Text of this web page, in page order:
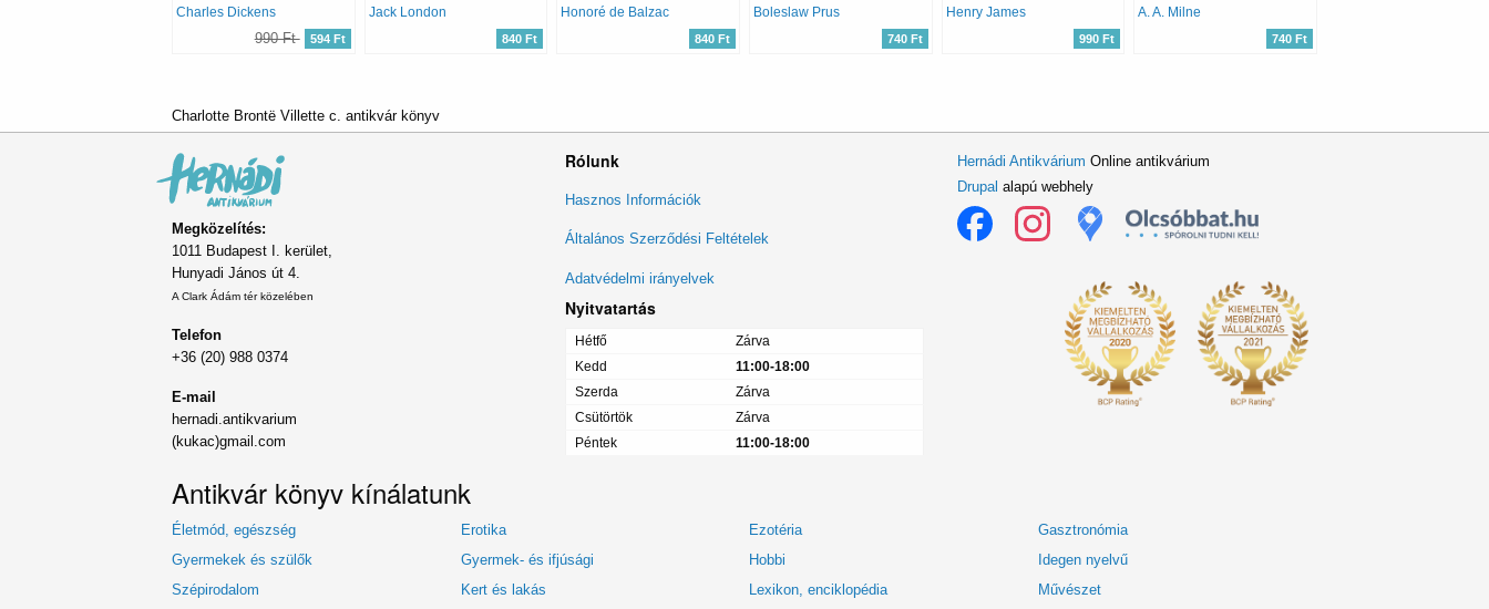
Charles Dickens
990 Ft 594 Ft
Jack London
840 Ft
Honoré de Balzac
840 Ft
Boleslaw Prus
740 Ft
Henry James
990 Ft
A. A. Milne
740 Ft
Charlotte Brontë Villette c. antikvár könyv
Megközelítés:
1011 Budapest I. kerület,
Hunyadi János út 4.
A Clark Ádám tér közelében
Telefon
+36 (20) 988 0374
E-mail
hernadi.antikvarium
(kukac)gmail.com
Rólunk
Lábléc
menü
Hasznos Információk
Általános Szerződési Feltételek
Adatvédelmi irányelvek
Nyitvatartás
Hétfő
Zárva
Kedd
11:00-18:00
Szerda
Zárva
Csütörtök
Zárva
Péntek
11:00-18:00
Hernádi Antikvárium Online antikvárium
Drupal alapú webhely
Antikvár könyv kínálatunk
Életmód, egészség Erotika Ezotéria
Gasztronómia
Gyermekek és szülők
Gyermek- és ifjúsági Hobbi
Idegen nyelvű
Szépirodalom
Kert és lakás Lexikon, enciklopédia Művészet